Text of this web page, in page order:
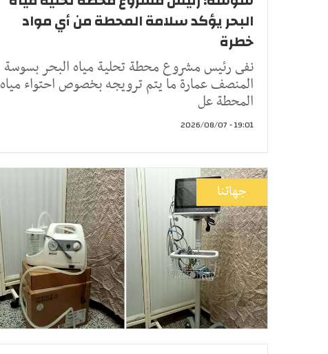
البحر يؤكد سلامة المحطة من أي مواد
خطرة
نفى رئيس مشروع محطة تحلية مياه البحر بسوسة
المنصف عمارة ما يتم ترويجه بخصوص احتواء مياه
المحطة عل
19:01 - 2026/08/07
جهاتنا